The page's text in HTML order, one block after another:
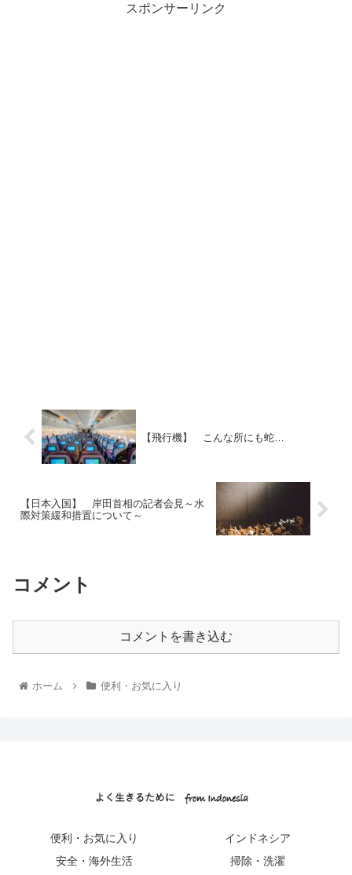
スポンサーリンク
【飛行機】 こんな所にも蛇…
【日本入国】 岸田首相の記者会見～水
際対策緩和措置について～
コメント
コメントを書き込む
ホーム 便利・お気に入り
便利・お気に入り
インドネシア
安全・海外生活
掃除・洗濯